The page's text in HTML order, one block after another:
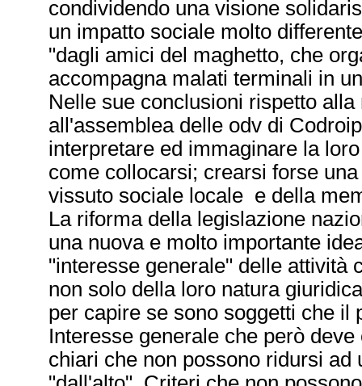
condividendo una visione
un impatto sociale molto
"dagli amici del maghetto, che
accompagna malati terminali in
Nelle sue conclusioni rispetto
all'assemblea delle odv di
interpretare ed immaginare la
come collocarsi; crearsi forse
vissuto sociale locale e della
La riforma della legislazione
una nuova e molto importante
"interesse generale" delle attività
non solo della loro natura
per capire se sono soggetti che il
Interesse generale che però
chiari che non possono ridursi